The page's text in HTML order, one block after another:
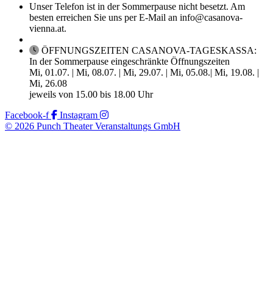
Unser Telefon ist in der Sommerpause nicht besetzt. Am
besten erreichen Sie uns per E-Mail an info@casanova-
vienna.at.
ÖFFNUNGSZEITEN CASANOVA-TAGESKASSA:
In der Sommerpause eingeschränkte Öffnungszeiten
Mi, 01.07. | Mi, 08.07. | Mi, 29.07. | Mi, 05.08.| Mi, 19.08. |
Mi, 26.08
jeweils von 15.00 bis 18.00 Uhr
Facebook-f
Instagram
© 2026 Punch Theater Veranstaltungs GmbH